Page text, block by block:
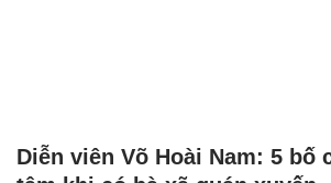
Diễn viên Võ Hoài Nam: 5 bố